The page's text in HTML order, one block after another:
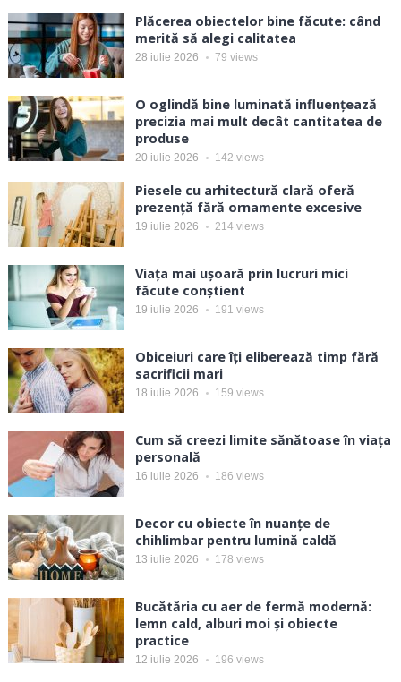
Plăcerea obiectelor bine făcute: când
merită să alegi calitatea
28 iulie 2026 79 views
O oglindă bine luminată influențează
precizia mai mult decât cantitatea de
produse
20 iulie 2026 142 views
Piesele cu arhitectură clară oferă
prezență fără ornamente excesive
19 iulie 2026 214 views
Viața mai ușoară prin lucruri mici
făcute conștient
19 iulie 2026 191 views
Obiceiuri care îți eliberează timp fără
sacrificii mari
18 iulie 2026 159 views
Cum să creezi limite sănătoase în viața
personală
16 iulie 2026 186 views
Decor cu obiecte în nuanțe de
chihlimbar pentru lumină caldă
13 iulie 2026 178 views
Bucătăria cu aer de fermă modernă:
lemn cald, alburi moi și obiecte
practice
12 iulie 2026 196 views